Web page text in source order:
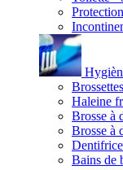
Haleine
Brosse à
Brosse à
Bains de